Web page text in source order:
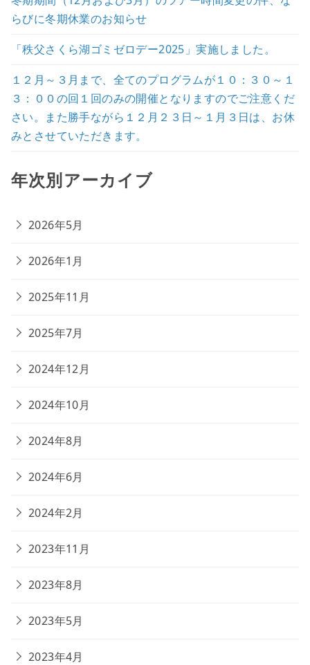
らびに冬期休業のお知らせ
「秩父さくら湖ゴミゼロデー2025」実施しました。
１２月～３月まで、全てのプログラムが１０：３０～１
３：００の回１回のみの開催となりますのでご注意くだ
さい。また勝手ながら１２月２３日～１月３日は、お休
みとさせていただきます。
年次別アーカイブ
2026年5月
2026年1月
2025年11月
2025年7月
2024年12月
2024年10月
2024年8月
2024年6月
2024年2月
2023年11月
2023年8月
2023年5月
2023年4月